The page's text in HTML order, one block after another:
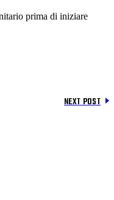
prima di iniziare
NEXT POST